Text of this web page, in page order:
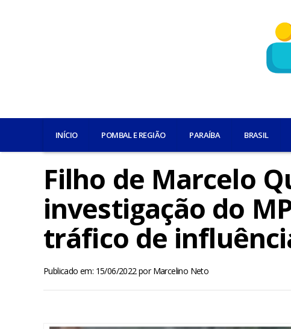
INÍCIO POMBAL E REGIÃO PARAÍBA BRASIL
Filho de Marcelo
investigação do
tráfico de
Publicado em: 15/06/2022porMarcelino Neto